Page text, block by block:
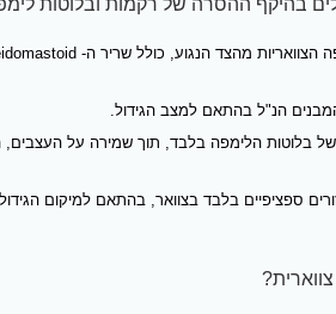
בהיקף ההסרה של רקמות ובלוטות
הנ"ל בהתאם למצב הגידול.
של בלוטות הלימפה בלבד, תוך שמירה על העצבים,
ספציפיים בלבד בצוואר, בהתאם למיקום הגידול